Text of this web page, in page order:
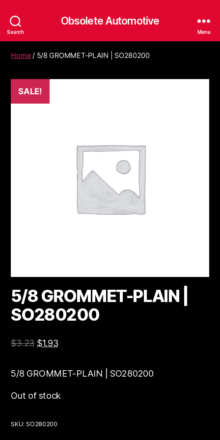
Search
Obsolete Automotive
Menu
Home/ 5/8 GROMMET-PLAIN | SO280200
SALE!
5/8 GROMMET-PLAIN |
SO280200
$3.23 $1.93
5/8 GROMMET-PLAIN | SO280200
Out of stock
SKU:SO280200